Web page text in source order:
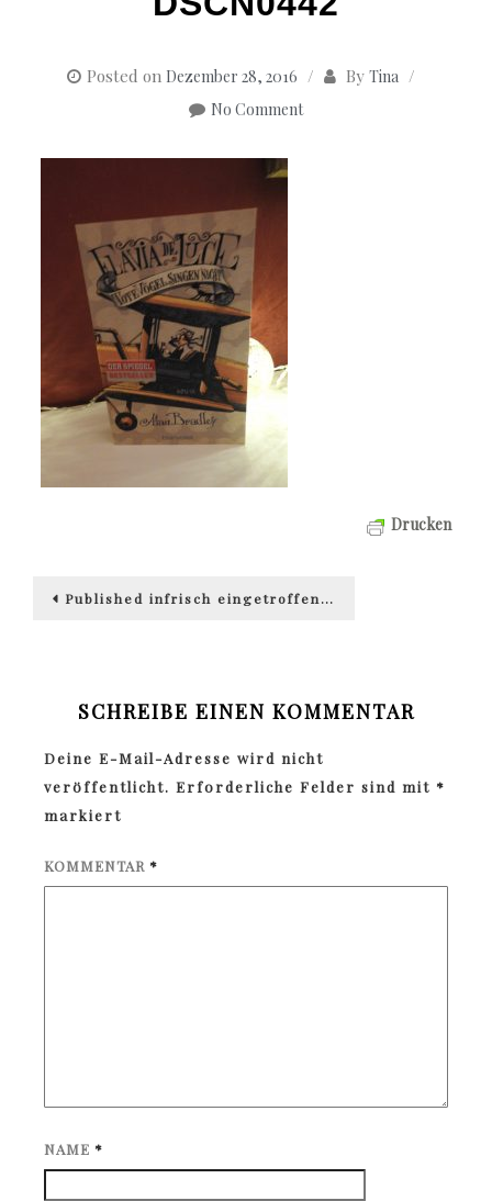
Posted on Dezember 28, 2016 By Tina
No Comment
Drucken
Beitragsnavigation
Published infrisch eingetroffen…
SCHREIBE EINEN KOMMENTAR
Deine E-Mail-Adresse wird nicht
veröffentlicht. Erforderliche Felder sind mit *
markiert
KOMMENTAR *
NAME *